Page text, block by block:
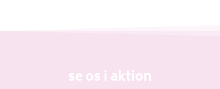
se os i aktion